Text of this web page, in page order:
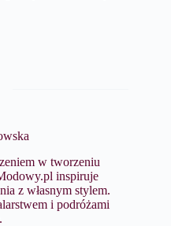
w tworzeniu
inspiruje
z własnym stylem.
i podróżami